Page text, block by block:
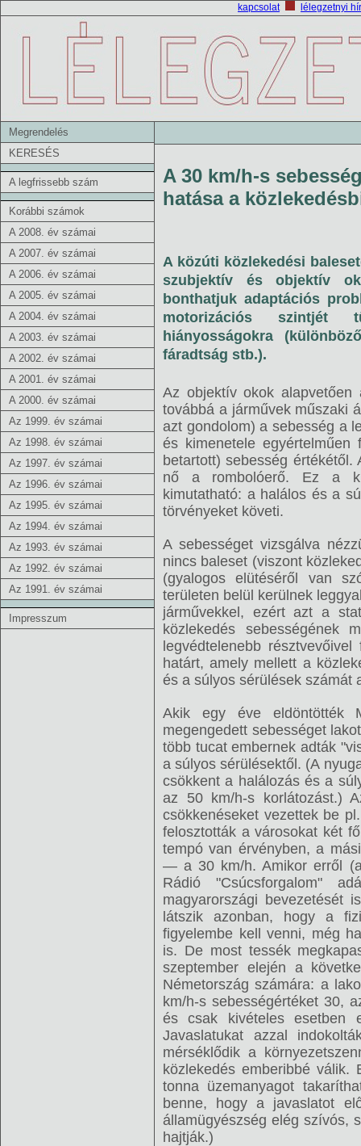
kapcsolat lélegzetnyi
Megrendelés
KERESÉS
A legfrissebb szám
Korábbi számok
A 2008. év számai
A 2007. év számai
A 2006. év számai
A 2005. év számai
A 2004. év számai
A 2003. év számai
A 2002. év számai
A 2001. év számai
A 2000. év számai
Az 1999. év számai
Az 1998. év számai
Az 1997. év számai
Az 1996. év számai
Az 1995. év számai
Az 1994. év számai
Az 1993. év számai
Az 1992. év számai
Az 1991. év számai
Impresszum
A 30 km/h-s
hatása a
A közúti közlekedési
szubjektív és objektív
bonthatjuk adaptációs
motorizációs szintjét
hiányosságokra
fáradtság stb.).
Az objektív okok alapvetően
továbbá a járművek műszaki
azt gondolom) a sebesség a
és kimenetele
betartott) sebesség értékétől.
nő a rombolóerő. Ez a
kimutatható: a halálos és a
törvényeket követi.
A sebességet vizsgálva
nincs baleset (viszont
(gyalogos elütéséről van
területen belül kerülnek
járművekkel, ezért azt a
közlekedés sebességének
legvédtelenebb
határt, amely mellett a
és a súlyos sérülések számát
Akik egy éve eldöntötték
megengedett sebességet
több tucat embernek adták
a súlyos sérülésektől. (A
csökkent a halálozás és a
az 50 km/h-s korlátozást.)
csökkenéseket vezettek be
felosztották a városokat két
tempó van érvényben, a
— a 30 km/h. Amikor erről
Rádió "Csúcsforgalom"
magyarországi bevezetését
látszik azonban, hogy a
figyelembe kell venni, még
is. De most tessék
szeptember elején a
Németország számára: a
km/h-s sebességértéket 30,
és csak kivételes esetben
Javaslatukat azzal
mérséklődik a
közlekedés emberibbé válik.
tonna üzemanyagot
benne, hogy a javaslatot
államügyészség elég szívós,
hajtják.)